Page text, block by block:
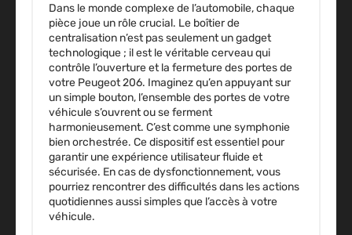
Dans le monde complexe de l’automobile, chaque
pièce joue un rôle crucial. Le boîtier de
centralisation n’est pas seulement un gadget
technologique ; il est le véritable cerveau qui
contrôle l’ouverture et la fermeture des portes de
votre Peugeot 206. Imaginez qu’en appuyant sur
un simple bouton, l’ensemble des portes de votre
véhicule s’ouvrent ou se ferment
harmonieusement. C’est comme une symphonie
bien orchestrée. Ce dispositif est essentiel pour
garantir une expérience utilisateur fluide et
sécurisée. En cas de dysfonctionnement, vous
pourriez rencontrer des difficultés dans les actions
quotidiennes aussi simples que l’accès à votre
véhicule.